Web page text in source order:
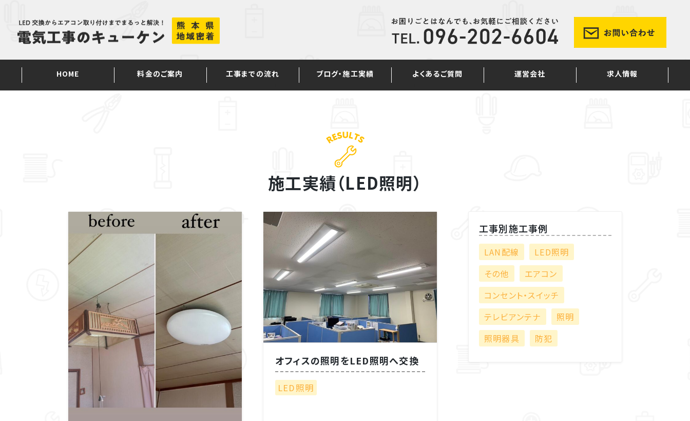
content
HOME 料金のご案内 工事までの流れ ブログ・施工実績 よくあるご質問 運営会社 求人情報
施工実績（LED照明）
オフィスの照明をLED照明へ交換
LED照明
工事別施工事例
LAN配線
LED照明
その他
エアコン
コンセント・スイッチ
テレビアンテナ
照明
照明器具
防犯